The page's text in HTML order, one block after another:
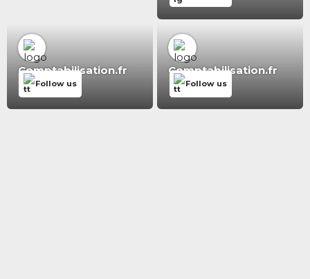
Comptabilisation.fr
Follow us
Comptabilisation.fr
Follow us